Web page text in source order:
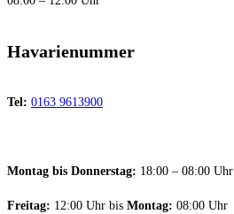
Havarienummer
Tel: 0163 9613900
Montag bis Donnerstag: 18:00 – 08:00 Uhr
Freitag: 12:00 Uhr bis Montag: 08:00 Uhr